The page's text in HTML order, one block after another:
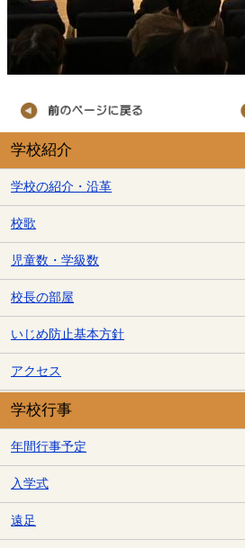
学校紹介
学校の紹介・沿革
校歌
児童数・学級数
校長の部屋
いじめ防止基本方針
アクセス
学校行事
年間行事予定
入学式
遠足